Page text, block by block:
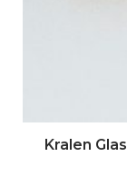
Kralen